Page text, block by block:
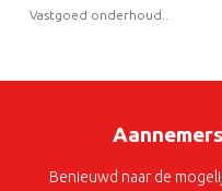
Vastgoed onderhoud..
Benieuwd naar de